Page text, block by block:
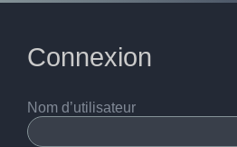
Connexion
Nom d’utilisateur